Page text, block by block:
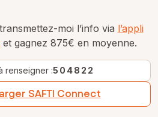
moi l’info via l’appli
et gagnez 875€ en moyenne.
renseigner :504822
SAFTI Connect